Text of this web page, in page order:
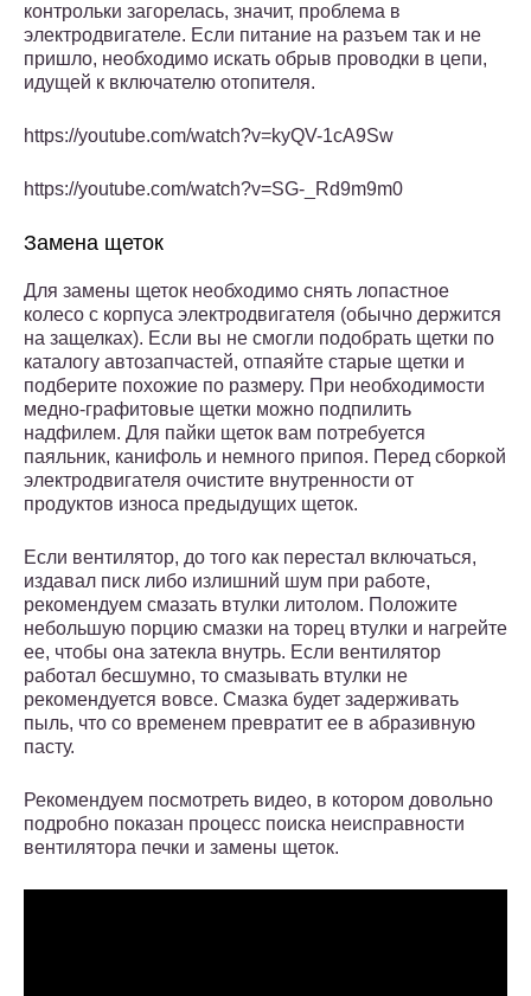
контрольки загорелась, значит, проблема в
электродвигателе. Если питание на разъем так и не
пришло, необходимо искать обрыв проводки в цепи,
идущей к включателю отопителя.
https://youtube.com/watch?v=kyQV-1cA9Sw
https://youtube.com/watch?v=SG-_Rd9m9m0
Замена щеток
Для замены щеток необходимо снять лопастное
колесо с корпуса электродвигателя (обычно держится
на защелках). Если вы не смогли подобрать щетки по
каталогу автозапчастей, отпаяйте старые щетки и
подберите похожие по размеру. При необходимости
медно-графитовые щетки можно подпилить
надфилем. Для пайки щеток вам потребуется
паяльник, канифоль и немного припоя. Перед сборкой
электродвигателя очистите внутренности от
продуктов износа предыдущих щеток.
Если вентилятор, до того как перестал включаться,
издавал писк либо излишний шум при работе,
рекомендуем смазать втулки литолом. Положите
небольшую порцию смазки на торец втулки и нагрейте
ее, чтобы она затекла внутрь. Если вентилятор
работал бесшумно, то смазывать втулки не
рекомендуется вовсе. Смазка будет задерживать
пыль, что со временем превратит ее в абразивную
пасту.
Рекомендуем посмотреть видео, в котором довольно
подробно показан процесс поиска неисправности
вентилятора печки и замены щеток.